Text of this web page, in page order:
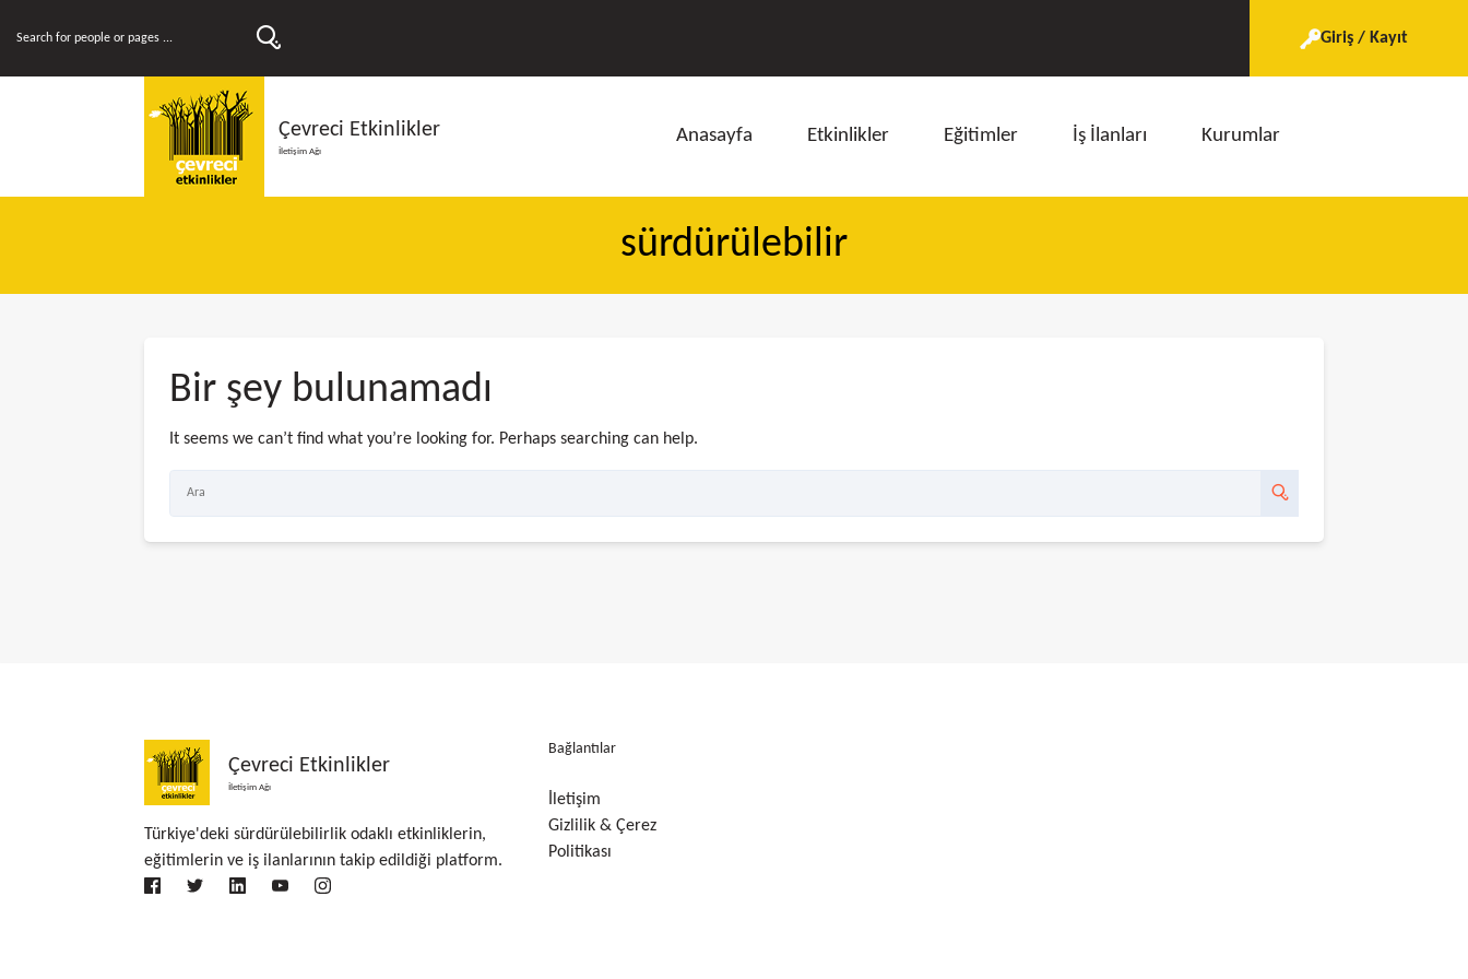
Giriş / Kayıt
Çevreci Etkinlikler
İletişim Ağı
Anasayfa Etkinlikler Eğitimler İş İlanları Kurumlar
sürdürülebilir
Bir şey bulunamadı
It seems we can’t find what you’re looking for. Perhaps searching can help.
Çevreci Etkinlikler
İletişim Ağı
Türkiye'deki sürdürülebilirlik odaklı etkinliklerin,
eğitimlerin ve iş ilanlarının takip edildiği platform.
Bağlantılar
İletişim
Gizlilik & Çerez
Politikası